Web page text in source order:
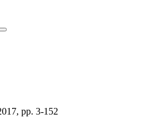
pp. 3-152